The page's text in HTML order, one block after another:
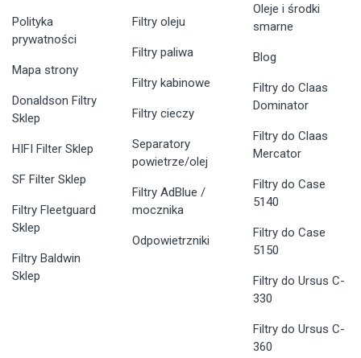
Polityka
prywatności
Mapa strony
Donaldson Filtry
Sklep
HIFI Filter Sklep
SF Filter Sklep
Filtry Fleetguard
Sklep
Filtry Baldwin
Sklep
Filtry oleju
Filtry paliwa
Filtry kabinowe
Filtry cieczy
Separatory
powietrze/olej
Filtry AdBlue /
mocznika
Odpowietrzniki
Oleje i środki
smarne
Blog
Filtry do Claas
Dominator
Filtry do Claas
Mercator
Filtry do Case
5140
Filtry do Case
5150
Filtry do Ursus C-
330
Filtry do Ursus C-
360